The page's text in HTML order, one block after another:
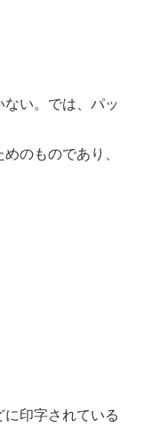
い。では、パッ
のものであり、
印字されている